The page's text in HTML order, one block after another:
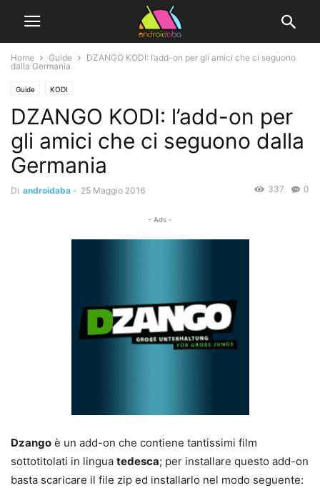
Home Guide
DZANGO KODI: l’add-on per gli amici che ci seguono
dalla Germania
Guide KODI
DZANGO KODI: l’add-on per
gli amici che ci seguono dalla
Germania
Di androidaba - 25 Maggio 2016 0
337
- Ads -
Dzango è un add-on che contiene tantissimi film
sottotitolati in lingua tedesca; per installare questo add-on
basta scaricare il file zip ed installarlo nel modo seguente: